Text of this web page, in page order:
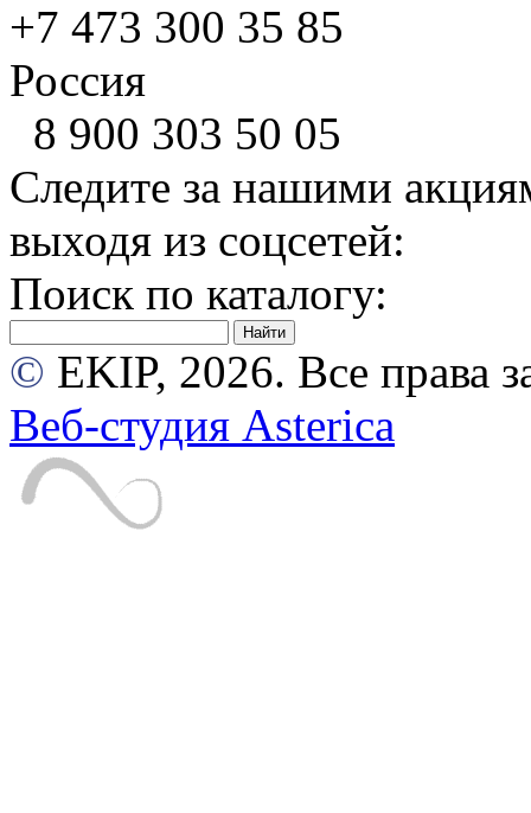
+7 473 300 35 85
Россия
8 900 303 50 05
Следите за нашими
выходя из соцсетей:
Поиск по каталогу:
© EKIP, 2026. Все права
Веб-студия Asterica